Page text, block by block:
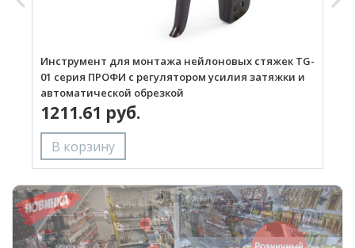
Инструмент для монтажа нейлоновых стяжек TG-
01 серия ПРОФИ с регулятором усилия затяжки и
автоматической обрезкой
1211.61 руб.